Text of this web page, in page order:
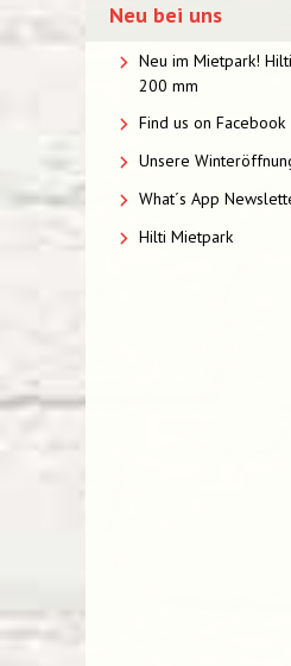
Neu bei uns
Neu im Mietpark!
200 mm
Find us on Facebook
Unsere
What´s App
Hilti Mietpark